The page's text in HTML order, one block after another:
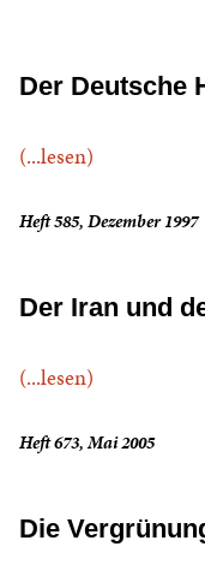
Der Deutsche
(...lesen)
Heft 585, Dezember 1997
Der Iran und
(...lesen)
Heft 673, Mai 2005
Die